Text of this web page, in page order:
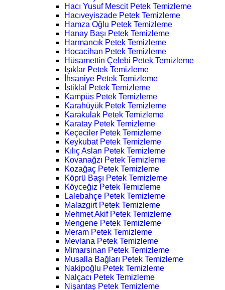
Hacı Yusuf Mescit Petek Temizleme
Hacıveyiszade Petek Temizleme
Hamza Oğlu Petek Temizleme
Hanay Başı Petek Temizleme
Harmancık Petek Temizleme
Hocacihan Petek Temizleme
Hüsamettin Çelebi Petek Temizleme
Işıklar Petek Temizleme
İhsaniye Petek Temizleme
İstiklal Petek Temizleme
Kampüs Petek Temizleme
Karahüyük Petek Temizleme
Karakulak Petek Temizleme
Karatay Petek Temizleme
Keçeciler Petek Temizleme
Keykubat Petek Temizleme
Kılıç Aslan Petek Temizleme
Kovanağzı Petek Temizleme
Kozağaç Petek Temizleme
Köprü Başı Petek Temizleme
Köyceğiz Petek Temizleme
Lalebahçe Petek Temizleme
Malazgirt Petek Temizleme
Mehmet Akif Petek Temizleme
Mengene Petek Temizleme
Meram Petek Temizleme
Mevlana Petek Temizleme
Mimarsinan Petek Temizleme
Musalla Bağları Petek Temizleme
Nakipoğlu Petek Temizleme
Nalçacı Petek Temizleme
Nişantaş Petek Temizleme